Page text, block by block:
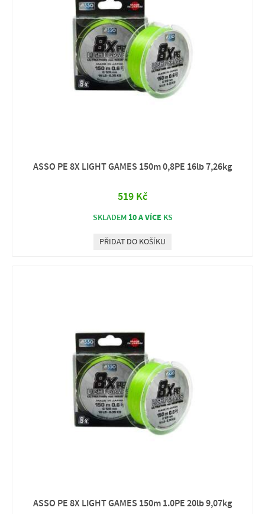
ASSO PE 8X LIGHT GAMES 150m 0,8PE 16lb 7,26kg
519 Kč
SKLADEM 10 A VÍCE KS
PŘIDAT DO KOŠÍKU
ASSO PE 8X LIGHT GAMES 150m 1.0PE 20lb 9,07kg